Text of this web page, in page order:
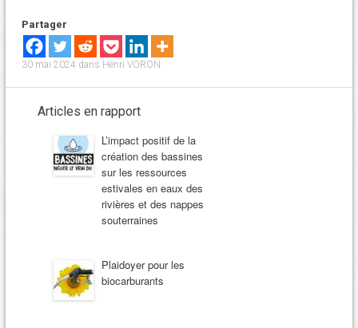
Partager
30 mai 2024 dans Henri VORON .
Articles en rapport
L’impact positif de la
création des bassines
sur les ressources
estivales en eaux des
rivières et des nappes
souterraines
Plaidoyer pour les
biocarburants